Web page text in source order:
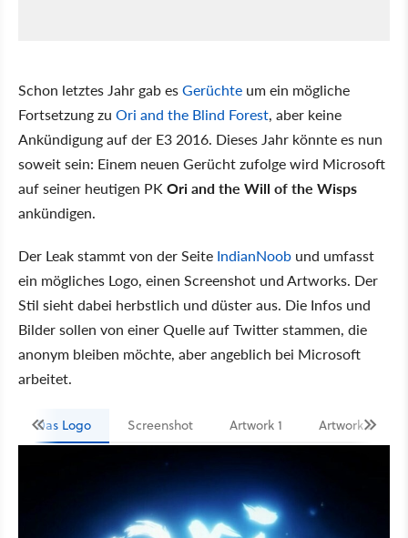
Schon letztes Jahr gab esGerüchte um ein mögliche
Fortsetzung zu Ori and the Blind Forest, aber keine
Ankündigung auf der E3 2016. Dieses Jahr könnte es nun
soweit sein: Einem neuen Gerücht zufolge wird Microsoft
auf seiner heutigen PKOri and the Will of the Wisps
ankündigen.
Der Leak stammt von der Seite IndianNoob und umfasst
ein mögliches Logo, einen Screenshot und Artworks. Der
Stil sieht dabei herbstlich und düster aus. Die Infos und
Bilder sollen von einer Quelle auf Twitter stammen, die
anonym bleiben möchte, aber angeblich bei Microsoft
arbeitet.
Das Logo Screenshot Artwork 1 Artwork 2